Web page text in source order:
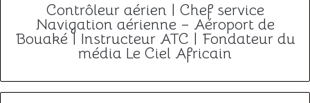
Contrôleur aérien | Chef service
Navigation aérienne – Aéroport de
Bouaké | Instructeur ATC | Fondateur du
média Le Ciel Africain